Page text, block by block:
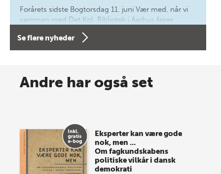
Forårets sidste Bogtorsdag 11. juni Vær med, når vi
sammen med Det Kgl. Bibliotek i Aarhus fejrer
forfatterne bag vores nyes…
Spar op til 70% til sommer-
store sommer-lagersalg, så sæt kryds i kalenderen
onsdag den 10. j…
Se flere nyheder
Andre har også set
Eksperter kan være gode
nok, men ...
Om fagkundskabens
politiske vilkår i dansk
demokrati